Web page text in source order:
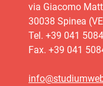
via Giacomo
30038 Spinea
Tel. +39 041
Fax. +39 041